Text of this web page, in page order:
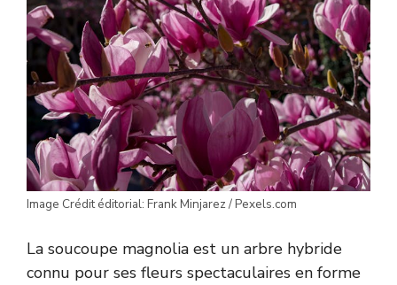
Image Crédit éditorial: Frank Minjarez / Pexels.com
La soucoupe magnolia est un arbre hybride
connu pour ses fleurs spectaculaires en forme